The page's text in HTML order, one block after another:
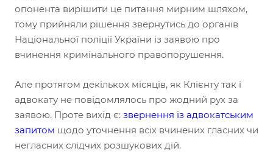
опонента вирішити це питання мирним шляхом,
тому прийняли рішення звернутись до органів
Національної поліції України із заявою про
вчинення кримінального правопорушення.
Але протягом декількох місяців, як Клієнту так і
адвокату не повідомлялось про жодний рух за
заявою. Проте вихід є: звернення із адвокатським
запитом щодо уточнення всіх вчинених гласних чи
негласних слідчих розшукових дій.